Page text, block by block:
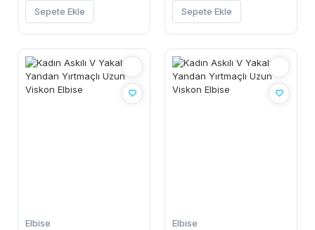
Sepete Ekle Sepete Ekle
Elbise Elbise